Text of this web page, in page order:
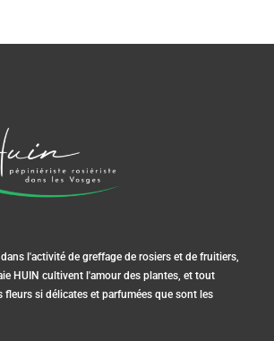
l'activité de greffage de rosiers et de fruitiers,
HUIN cultivent l'amour des plantes, et tout
fleurs si délicates et parfumées que sont les